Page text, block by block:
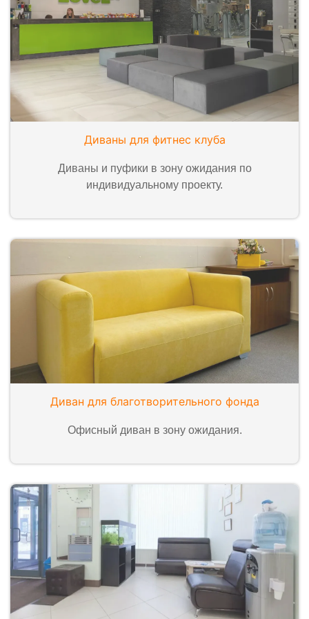
Диваны для фитнес клуба
Диваны и пуфики в зону ожидания по
индивидуальному проекту.
Диван для благотворительного фонда
Офисный диван в зону ожидания.